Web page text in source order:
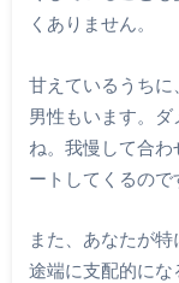
くありません。
甘えているうちに
男性もいます。
ね。我慢して合
ートしてくるので
また、あなたが
途端に支配的にな